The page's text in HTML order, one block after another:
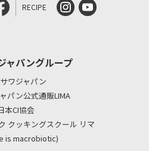
RECIPE
ャパングループ
ワジャパン
パン公式通販LIMA
本CI協会
クッキングスクール リマ
is macrobiotic)